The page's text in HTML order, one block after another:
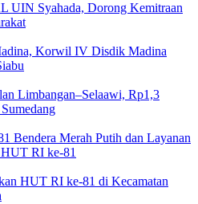
UIN Syahada, Dorong Kemitraan
Korwil IV Disdik Madina
Limbangan–Selaawi, Rp1,3
Bendera Merah Putih dan Layanan
RI ke-81
HUT RI ke-81 di Kecamatan